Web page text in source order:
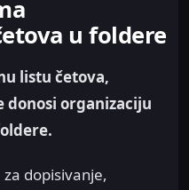
u foldere
listu četova,
donosi organizaciju
dopisivanje,